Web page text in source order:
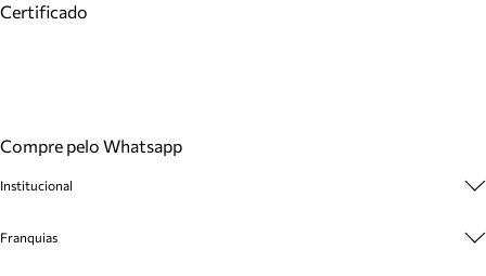
Certificado
Compre pelo Whatsapp
Institucional
Cashback
Franquias